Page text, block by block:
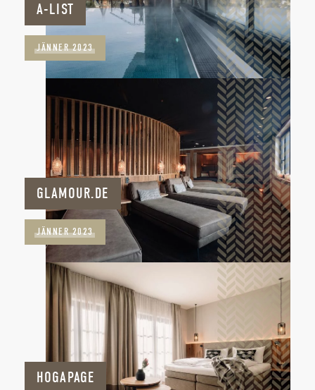
A-LIST
JÄNNER 2023
GLAMOUR.DE
JÄNNER 2023
HOGAPAGE